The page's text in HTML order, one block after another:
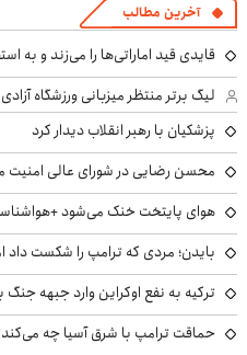
آخرین مطالب
قایدی قید اماراتی‌ها را می‌زند و به
لیگ برتر منتظر میزبانی ورزشگاه
پزشکیان با رهبر انقلاب دیدار کرد
محسن رضایی در شورای عالی
هوای پایتخت خنک می‌شود
بایدن؛ مردی که ترامپ را شکست داد
ترکیه به نفع اوکراین وارد جبهه
حماقت ترامپ با شرق آسیا چه